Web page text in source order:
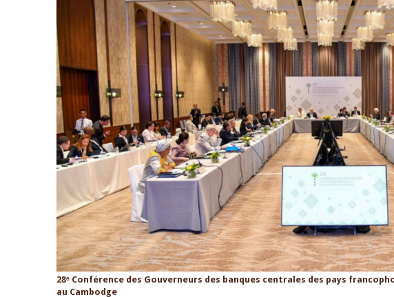
28ᵉ Conférence des Gouverneurs des banques centrales des pays
au Cambodge